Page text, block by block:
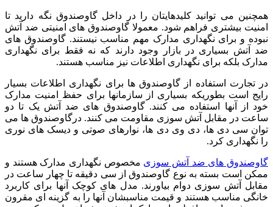
همچنین می توانید کلیدهایتان را در داخل گاوصندوق نگه دارید تا
امنیت بیشتری فراهم شود. معمولا گاوصندوق های امنیتی ضد آتش
نبوده و برای نگهداری مدارک مهم مناسب نیستند. گاوصندوق های
ضد آتش بسیاری در بازار وجود دارند که نه فقط برای نگهداری
مدارک بلکه برای نگهداری اطلاعات نیز مناسب هستند.
در تجارت استفاده از گاوصندوق ها برای نگهداری اطلاعات بسیار
رایج است بطوریکه بسیاری از سازمانها برای حفظ امنیت مدارک
خود از آنها استفاده می کنند. گاوصندوق های ضد آتش یک تا دو
ساعت در مقابل آتش سوزی مقاومت می کنند. درگاوصندوق ها می
توان سی دی ها، دی وی دی ها، نوارهای صوتی و دیسک های نوری
را نگهداری کرد.
گاوصندوق های ضد آتش سوزی مخصوص نگهداری مدارک هستند و
ممکن است بسته به نوع گاوصندوق از سی دقیقه تا چهار ساعت در
مقابل آتش سوزی دوام بیاورند. مدل های کوچک آنها برای کاربرد
خانگی مناسب هستند و قیمت مناسبشان آنها را به گزینه ای مقرون